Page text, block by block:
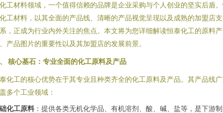
工材料领域，一个值得信赖的品牌是企业采购与个人创业的坚实后盾
工材料，以其全面的产品线、清晰的产品视觉呈现以及成熟的加盟店
，正成为行业内外关注的焦点。本文将为您详细解读恒泰化工的原料产
产品图片的重要性以及其加盟店的发展前景。
核心基石：专业全面的化工原料及产品
化工的核心优势在于其专业且种类齐全的化工原料及产品。其产品线
多个工业领域：
化工原料 ：提供各类无机化学品、有机溶剂、酸、碱、盐等，是下游